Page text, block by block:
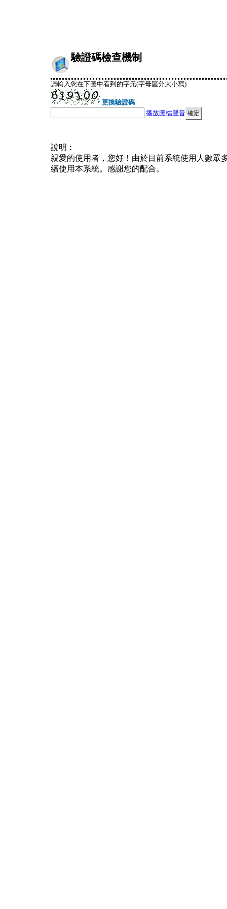
驗證碼檢查機制
請輸入您在下圖中看到的字元(字母區分大小寫)
更換驗證碼
播放圖檔聲音
說明︰
親愛的使用者，您好！由於目前系統使用人數眾
續使用本系統。感謝您的配合。